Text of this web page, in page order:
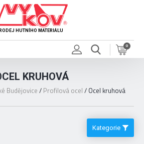
HUTNÍHO MATERIÁLU
0
KRUHOVÁ
Budějovice / Profilová ocel / Ocel kruhová
Kategorie